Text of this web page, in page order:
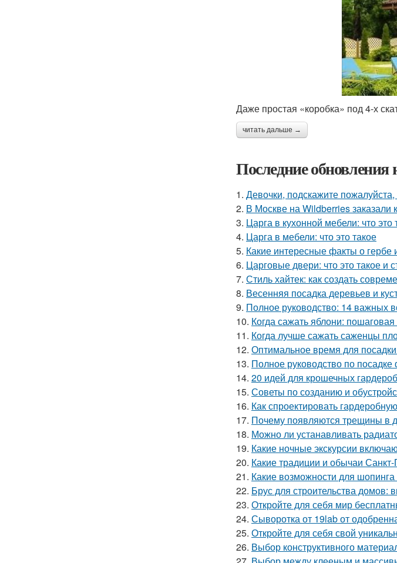
Даже простая «коробка» под 4-х
читать дальше →
Последние обновления
1. Девочки, подскажите
2. В Москве на Wildberries заказали
3. Царга в кухонной мебели: что
4. Царга в мебели: что это такое
5. Какие интересные факты о гербе
6. Царговые двери: что это такое и
7. Стиль хайтек: как создать
8. Весенняя посадка деревьев и
9. Полное руководство: 14 важных
10. Когда сажать яблони: пошаговая
11. Когда лучше сажать саженцы
12. Оптимальное время для
13. Полное руководство по
14. 20 идей для крошечных
15. Советы по созданию и
16. Как спроектировать
17. Почему появляются трещины в
18. Можно ли устанавливать
19. Какие ночные экскурсии
20. Какие традиции и обычаи
21. Какие возможности для шопинга
22. Брус для строительства домов:
23. Откройте для себя мир
24. Сыворотка от 19lab от
25. Откройте для себя свой
26. Выбор конструктивного